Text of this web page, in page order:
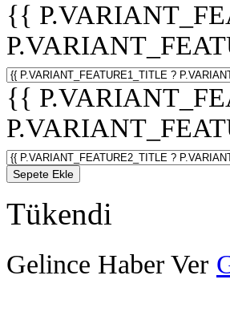
{{
{{
Sepete Ekle
Tükendi
Gelince Haber Ver